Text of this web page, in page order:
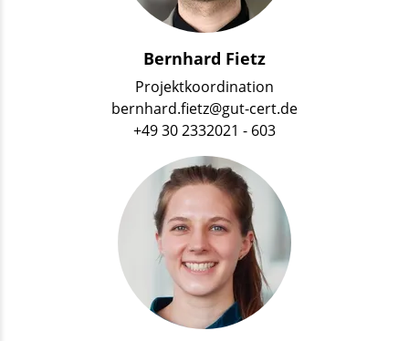
Bernhard Fietz
Projektkoordination
bernhard.fietz@gut-cert.de
+49 30 2332021 - 603